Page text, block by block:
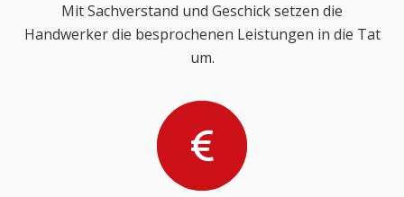
Mit Sachverstand und Geschick setzen die
Handwerker die besprochenen Leistungen in die Tat
um.